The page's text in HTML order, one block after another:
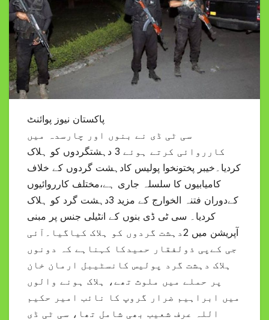
پاکستان نیوز پوائنٹ
سی ٹی ڈی نے بنوں اور چارسدہ میں
کارروائی کرتے ہوئے 3 دہشتگردوں کو ہلاک
کردیا۔خیبر پختونخوا پولیس کادہشت گردوں کے خلاف
کامیابیوں کا سلسلہ جاری ہے،مختلف کارروائیوں
کےدوران فتنہ الخوارج کے مزید 3دہشت گرد کو ہلاک
کردیا۔ سی ٹی ڈی بنوں کے انٹیلی جنس پر مبنی
آپریشن میں 2دہشت گردوں کو ہلاک کیاگیا۔آئی
جی کےپی ذولفقار حمیدکا کہناہے کہ دونوں
ہلاک دہشت گرد پولیس کانسٹیبل ارمان خان
پر حملے میں ملوث تھے، ہلاک ہونے والوں
میں ابراہیم ضرار گروپ کا نائب امیر حکیم
اللہ عرف شعیب بھی شامل تھا، سی ٹی ڈی